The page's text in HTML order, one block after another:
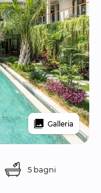
Galleria
5 bagni